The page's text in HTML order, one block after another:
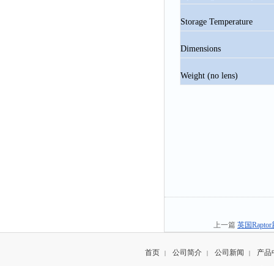
Storage Temperature
Dimensions
Weight (no lens)
上一篇 英国
首页 | 公司简介 | 公司新闻 | 产品